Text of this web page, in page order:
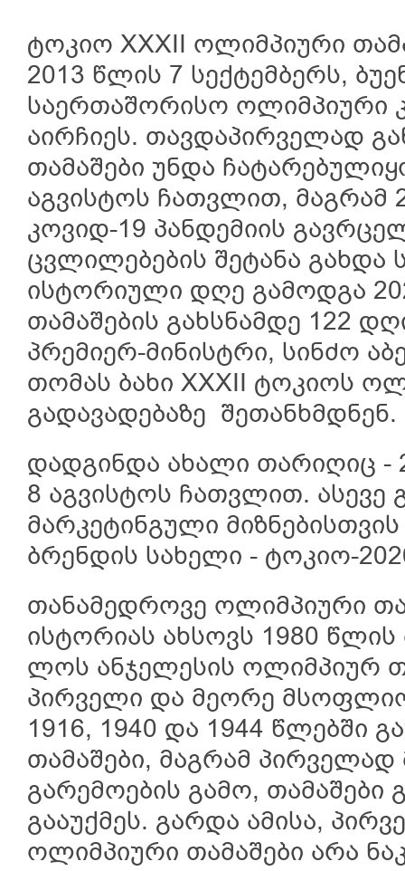
ტოკიო XXXII ოლიმპიური
2013 წლის 7 სექტემბერს,
საერთაშორისო ოლიმპიური
აირჩიეს. თავდაპირველად
თამაშები უნდა
აგვისტოს ჩათვლით, მაგრამ
კოვიდ-19 პანდემიის
ცვლილებების შეტანა გახდა
ისტორიული დღე გამოდგა
თამაშების გახსნამდე 122
პრემიერ-მინისტრი, სინძო
თომას ბახი XXXII ტოკიოს
გადავადებაზე შეთანხმდნენ.
დადგინდა ახალი თარიღიც -
8 აგვისტოს ჩათვლით. ასევე
მარკეტინგული
ბრენდის სახელი - ტოკიო-
თანამედროვე ოლიმპიური
ისტორიას ახსოვს 1980
ლოს ანჯელესის ოლიმპიურ
პირველი და მეორე
1916, 1940 და 1944 წლებში
თამაშები, მაგრამ
გარემოების გამო, თამაშები
გააუქმეს. გარდა ამისა,
ოლიმპიური თამაშები არა